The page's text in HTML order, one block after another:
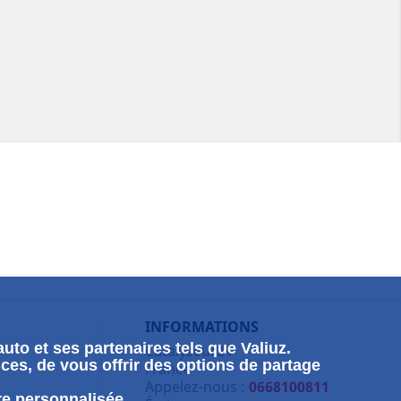
INFORMATIONS
Catalyseur24
France
Appelez-nous : 0668100811
et ses partenaires tels que Valiuz.
de vous offrir des options de partage